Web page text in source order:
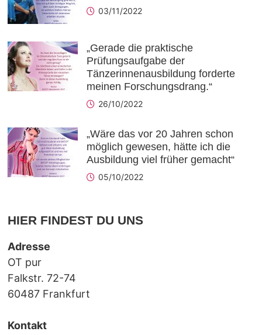
03/11/2022
„Gerade die praktische
Prüfungsaufgabe der
Tänzerinnenausbildung forderte
meinen Forschungsdrang.“
26/10/2022
„Wäre das vor 20 Jahren schon
möglich gewesen, hätte ich die
Ausbildung viel früher gemacht“
05/10/2022
HIER FINDEST DU UNS
Adresse
OT pur
Falkstr. 72-74
60487 Frankfurt
Kontakt